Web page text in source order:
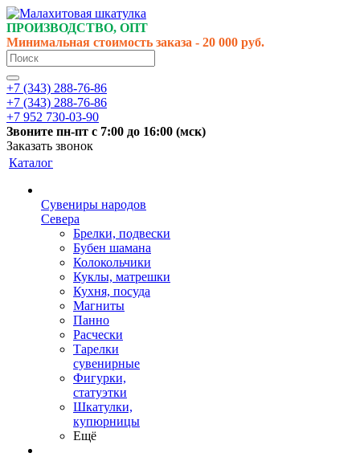
ПРОИЗВОДСТВО, ОПТ
Минимальная стоимость заказа - 20 000 руб.
+7 (343) 288-76-86
+7 (343) 288-76-86
+7 952 730-03-90
Звоните пн-пт с 7:00 до 16:00 (мск)
Заказать звонок
Каталог
Сувениры народов
Севера
Брелки, подвески
Бубен шамана
Колокольчики
Куклы, матрешки
Кухня, посуда
Магниты
Панно
Расчески
Тарелки
сувенирные
Фигурки,
статуэтки
Шкатулки,
купюрницы
Ещё